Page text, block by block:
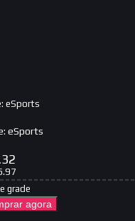
eSports
eSports
grade
agora